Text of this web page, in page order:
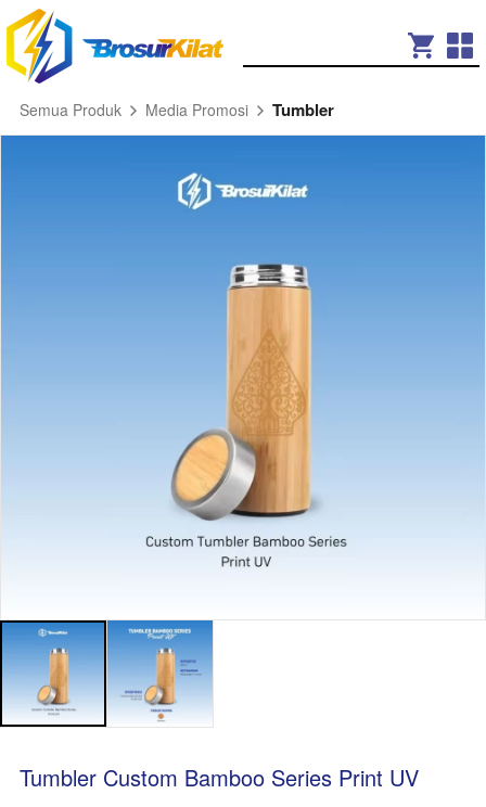
Semua Produk Media Promosi Tumbler
Tumbler Custom Bamboo Series Print UV